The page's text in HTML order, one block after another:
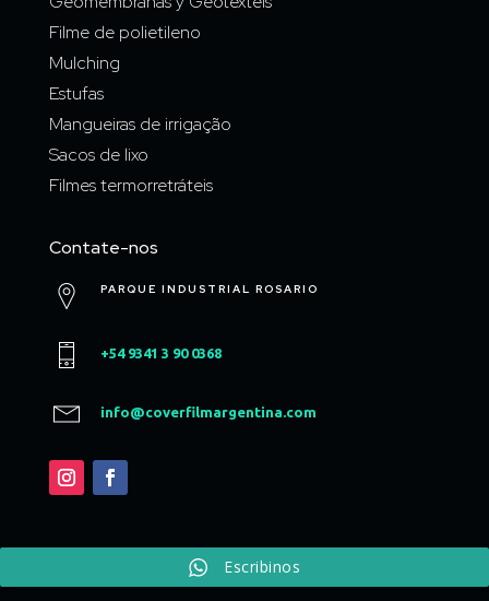
Filme de polietileno
Mulching
Estufas
Mangueiras de irrigação
Sacos de lixo
Filmes termorretráteis
Contate-nos
PARQUE INDUSTRIAL ROSARIO
+54 9341 3 90 0368
info@coverfilmargentina.com
Escribinos